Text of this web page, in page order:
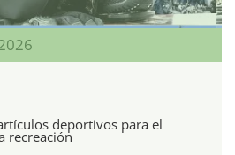
deportivos para el
recreación